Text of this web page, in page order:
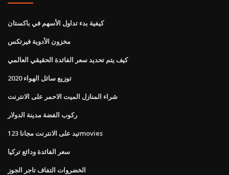
كيفية بدء تداول الأسهم في باكستان
مخزون الأدوية فيرتكس
كيف يتم تحديد سعر الفائدة الحقيقي العالمي
توزيع سائل الهواء 2020
شراء المنازل الميت الاحمر على الانترنت
ركوب الفضة مدينة الدولار
تيد على الانترنت مجانا 123movies
سعر الفائدة ودائع تركيا
الخضروات التفاف تاجر الجوز